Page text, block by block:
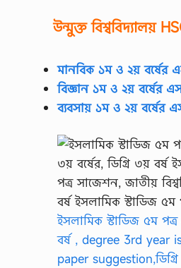
উন্মুক্ত বিশ্ববিদ্যালয়
মানবিক ১ম ও ২য় বর্ষের
বিজ্ঞান ১ম ও ২য় বর্ষের
ব্যবসায় ১ম ও ২য় বর্ষের
ইসলামিক স্টাডিজ ৫ম
বর্ষ , degree 3rd year
paper